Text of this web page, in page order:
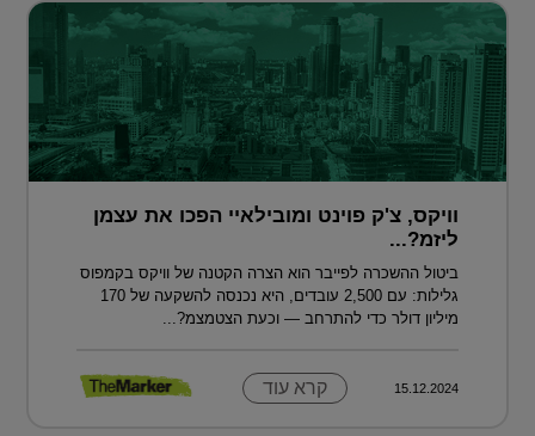
וויקס, צ'ק פוינט ומובילאיי הפכו את עצמן
ליזמ?...
ביטול ההשכרה לפייבר הוא הצרה הקטנה של וויקס בקמפוס
גלילות: עם 2,500 עובדים, היא נכנסה להשקעה של 170
מיליון דולר כדי להתרחב — וכעת הצטמצמ?...
15.12.2024 קרא עוד